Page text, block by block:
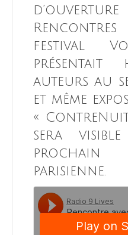
festival
auteurs au
et même
« ContreNuit
sera
parisienne.